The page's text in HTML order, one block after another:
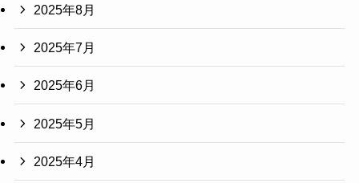
2025年8月
2025年7月
2025年6月
2025年5月
2025年4月